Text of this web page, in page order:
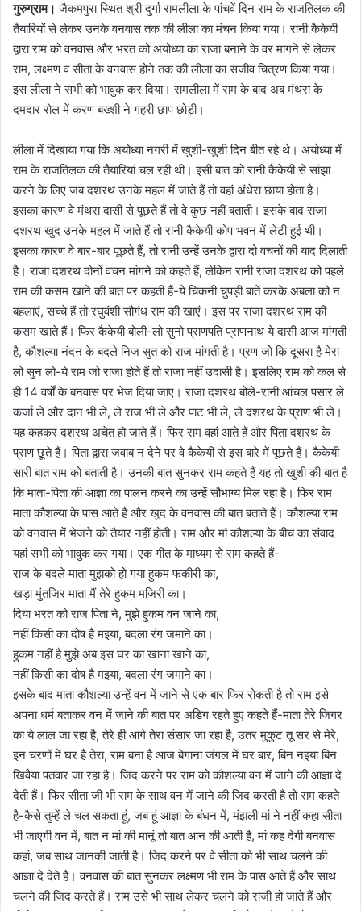
गुरुग्राम। जैकमपुरा स्थित श्री दुर्गा रामलीला के पांचवें दिन राम के राजतिलक की
तैयारियों से लेकर उनके वनवास तक की लीला का मंचन किया गया। रानी कैकेयी
द्वारा राम को वनवास और भरत को अयोध्या का राजा बनाने के वर मांगने से लेकर
राम, लक्ष्मण व सीता के वनवास होने तक की लीला का सजीव चित्रण किया गया।
इस लीला ने सभी को भावुक कर दिया। रामलीला में राम के बाद अब मंथरा के
दमदार रोल में करण बख्शी ने गहरी छाप छोड़ी।
लीला में दिखाया गया कि अयोध्या नगरी में खुशी-खुशी दिन बीत रहे थे। अयोध्या में
राम के राजतिलक की तैयारियां चल रही थी। इसी बात को रानी कैकेयी से सांझा
करने के लिए जब दशरथ उनके महल में जाते हैं तो वहां अंधेरा छाया होता है।
इसका कारण वे मंथरा दासी से पूछते हैं तो वे कुछ नहीं बताती। इसके बाद राजा
दशरथ खुद उनके महल में जाते हैं तो रानी कैकेयी कोप भवन में लेटी हुई थी।
इसका कारण वे बार-बार पूछते हैं, तो रानी उन्हें उनके द्वारा दो वचनों की याद दिलाती
है। राजा दशरथ दोनों वचन मांगने को कहते हैं, लेकिन रानी राजा दशरथ को पहले
राम की कसम खाने की बात पर कहती हैं-ये चिकनी चुपड़ी बातें करके अबला को न
बहलाएं, सच्चे हैं तो रघुवंशी सौगंध राम की खाएं। इस पर राजा दशरथ राम की
कसम खाते हैं। फिर कैकेयी बोली-लो सुनो प्राणपति प्राणनाथ ये दासी आज मांगती
है, कौशल्या नंदन के बदले निज सुत को राज मांगती है। प्रण जो कि दूसरा है मेरा
लो सुन लो-ये राम जो राजा होते हैं तो राजा नहीं उदासी है। इसलिए राम को कल से
ही 14 वर्षों के बनवास पर भेज दिया जाए। राजा दशरथ बोले-रानी आंचल पसार ले
कर्जा ले और दान भी ले, ले राज भी ले और पाट भी ले, ले दशरथ के प्राण भी ले।
यह कहकर दशरथ अचेत हो जाते हैं। फिर राम वहां आते हैं और पिता दशरथ के
प्राण छूते हैं। पिता द्वारा जवाब न देने पर वे कैकेयी से इस बारे में पूछते हैं। कैकेयी
सारी बात राम को बताती है। उनकी बात सुनकर राम कहते हैं यह तो खुशी की बात है
कि माता-पिता की आज्ञा का पालन करने का उन्हें सौभाग्य मिल रहा है। फिर राम
माता कौशल्या के पास आते हैं और खुद के वनवास की बात बताते हैं। कौशल्या राम
को वनवास में भेजने को तैयार नहीं होती। राम और मां कौशल्या के बीच का संवाद
यहां सभी को भावुक कर गया। एक गीत के माध्यम से राम कहते हैं-
राज के बदले माता मुझको हो गया हुकम फकीरी का,
खड़ा मुंतजिर माता मैं तेरे हुकम मजिरी का।
दिया भरत को राज पिता ने, मुझे हुकम वन जाने का,
नहीं किसी का दोष है मइया, बदला रंग जमाने का।
हुकम नहीं है मुझे अब इस घर का खाना खाने का,
नहीं किसी का दोष है मइया, बदला रंग जमाने का।
इसके बाद माता कौशल्या उन्हें वन में जाने से एक बार फिर रोकती है तो राम इसे
अपना धर्म बताकर वन में जाने की बात पर अडिग रहते हुए कहते हैं-माता तेरे जिगर
का ये लाल जा रहा है, तेरे ही आगे तेरा संसार जा रहा है, उतर मुकुट तू सर से मेरे,
इन चरणों में घर है तेरा, राम बना है आज बेगाना जंगल में घर बार, बिन नइया बिन
खिवैया पतवार जा रहा है। जिद करने पर राम को कौशल्या वन में जाने की आज्ञा दे
देती हैं। फिर सीता जी भी राम के साथ वन में जाने की जिद करती है तो राम कहते
है-कैसे तुम्हें ले चल सकता हूं, जब हूं आज्ञा के बंधन में, मंझली मां ने नहीं कहा सीता
भी जाएगी वन में, बात न मां की मानूं तो बात आन की आती है, मां कह देगी बनवास
कहां, जब साथ जानकी जाती है। जिद करने पर वे सीता को भी साथ चलने की
आज्ञा दे देते हैं। वनवास की बात सुनकर लक्ष्मण भी राम के पास आते हैं और साथ
चलने की जिद करते हैं। राम उसे भी साथ लेकर चलने को राजी हो जाते हैं और